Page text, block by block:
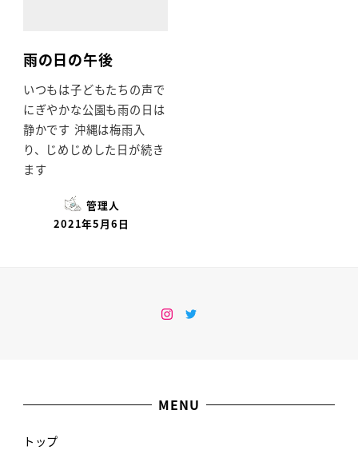
雨の日の午後
いつもは子どもたちの声で
にぎやかな公園も雨の日は
静かです 沖縄は梅雨入
り、じめじめした日が続き
ます
管理人
2021年5月6日
Instagram
Twitter
MENU
トップ